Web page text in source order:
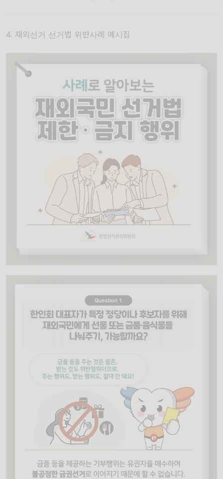
4. 재외선거 선거법 위반사례 예시집